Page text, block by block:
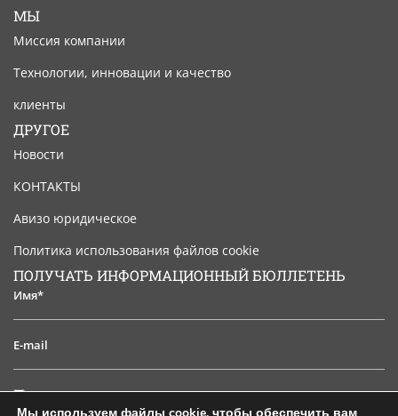
МЫ
Миссия компании
Технологии, инновации и качество
клиенты
ДРУГОЕ
Новости
КОНТАКТЫ
Авизо юридическое
Политика использования файлов cookie
ПОЛУЧАТЬ ИНФОРМАЦИОННЫЙ БЮЛЛЕТЕНЬ
Имя*
E-
Я
прочитал
Я прочитал и принимаю юридическое уведомление